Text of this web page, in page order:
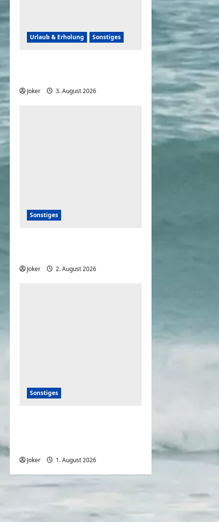
Urlaub & Erholung Sonstiges
Joker 3. August 2026
Sonstiges
Joker 2. August 2026
Sonstiges
Joker 1. August 2026